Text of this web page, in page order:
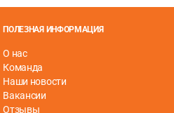
ПОЛЕЗНАЯ ИНФОРМАЦИЯ
О нас
Команда
Наши новости
Вакансии
Отзывы